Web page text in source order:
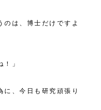
のは、博士だけですよ
！」
に、今日も研究頑張り